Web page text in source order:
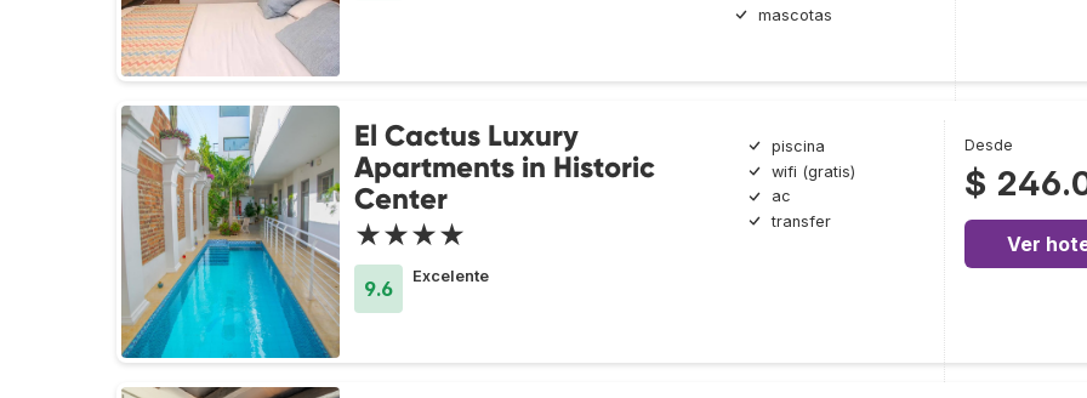
mascotas
El Cactus Luxury
Apartments in Historic
Center
★★★★
9.6
Excelente
piscina
wifi (gratis)
ac
transfer
Desde
$
Ver